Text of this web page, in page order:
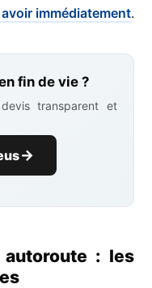
immédiatement.
fin de vie ?
transparent et
autoroute : les